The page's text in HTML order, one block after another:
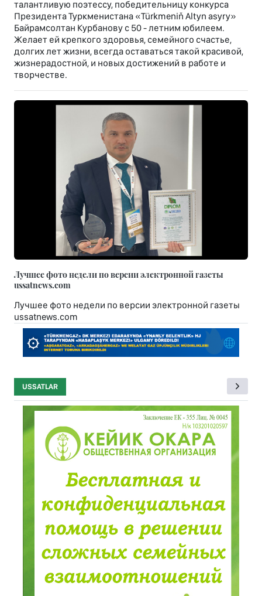
талантливую поэтессу, победительницу конкурса
Президента Туркменистана «Türkmeniň Altyn asyry»
Байрамсолтан Курбанову с 50 - летним юбилеем.
Желает ей крепкого здоровья, семейного счастье,
долгих лет жизни, всегда оставаться такой красивой,
жизнерадостной, и новых достижений в работе и
творчестве.
Лучшее фото недели по версии электронной газеты
ussatnews.com
Лучшее фото недели по версии электронной газеты
ussatnews.com
USSATLAR